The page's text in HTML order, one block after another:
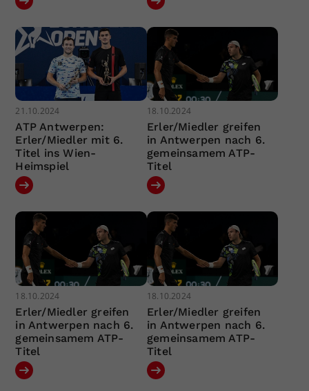
21.10.2024
ATP Antwerpen:
Erler/Miedler mit 6.
Titel ins Wien-
Heimspiel
18.10.2024
Erler/Miedler greifen
in Antwerpen nach 6.
gemeinsamem ATP-
Titel
18.10.2024
Erler/Miedler greifen
in Antwerpen nach 6.
gemeinsamem ATP-
Titel
18.10.2024
Erler/Miedler greifen
in Antwerpen nach 6.
gemeinsamem ATP-
Titel